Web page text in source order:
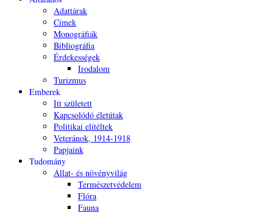
Adattárak
Címek
Monográfiák
Bibliográfia
Érdekességek
Irodalom
Turizmus
Emberek
Itt született
Kapcsolódó életútak
Politikai elítéltek
Veteránok, 1914-1918
Papjaink
Tudomány
Állat- és növényvilág
Természetvédelem
Flóra
Fauna